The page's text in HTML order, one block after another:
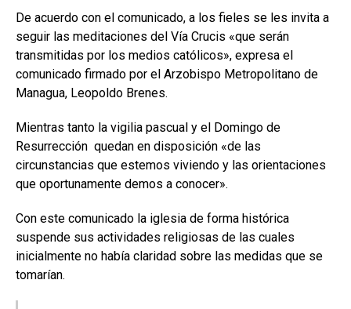
De acuerdo con el comunicado, a los fieles se les invita a
seguir las meditaciones del Vía Crucis «que serán
transmitidas por los medios católicos», expresa el
comunicado firmado por el Arzobispo Metropolitano de
Managua, Leopoldo Brenes.
Mientras tanto la vigilia pascual y el Domingo de
Resurrección quedan en disposición «de las
circunstancias que estemos viviendo y las orientaciones
que oportunamente demos a conocer».
Con este comunicado la iglesia de forma histórica
suspende sus actividades religiosas de las cuales
inicialmente no había claridad sobre las medidas que se
tomarían.